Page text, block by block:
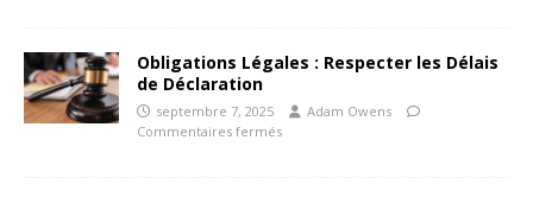
Obligations Légales : Respecter les Délais
de Déclaration
septembre 7, 2025
Adam Owens
Commentaires fermés